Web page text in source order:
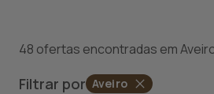
48 ofertas encontradas em
Filtrar por Aveiro